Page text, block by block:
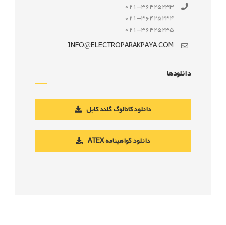
021-36425233
021-36425234
021-36425235
INFO@ELECTROPARAKPAYA.COM
دانلودها
دانلود کاتالوگ گلند کابل
دانلود گواهینامه ATEX